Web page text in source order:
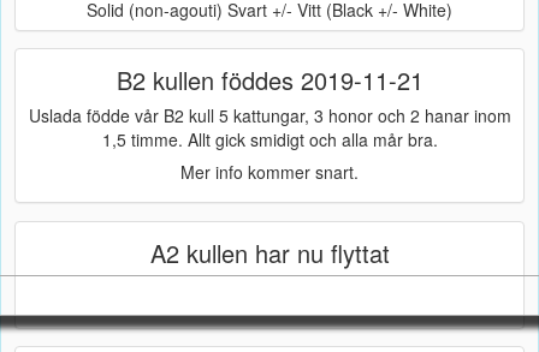
Solid (non-agouti) Svart +/- Vitt (Black +/- White)
B2 kullen föddes 2019-11-21
Uslada födde vår B2 kull 5 kattungar, 3 honor och 2 hanar inom
1,5 timme. Allt gick smidigt och alla mår bra.
Mer info kommer snart.
A2 kullen har nu flyttat